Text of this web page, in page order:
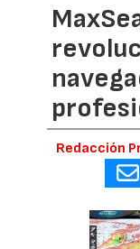
Redacción